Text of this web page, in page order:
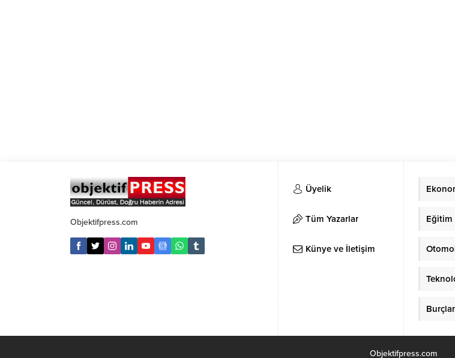
Objektifpress.com
Üyelik
Tüm Yazarlar
Künye ve İletişim
Eğitim
Burçlar
Objektifpress.com